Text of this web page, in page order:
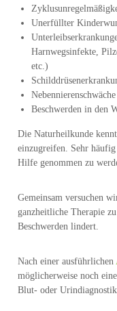
Unerfüllter
Harnwegsinfekte,
etc.)
Nebennierenschwäche
Beschwerden in den
Die Naturheilkunde
einzugreifen. Sehr
Hilfe genommen zu
Gemeinsam versuchen
ganzheitliche Therapie
Beschwerden lindert.
Nach einer ausführlichen
möglicherweise noch
Blut- oder Urindiagnostik